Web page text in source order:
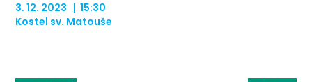
3. 12. 2023 | 15:30
Kostel sv. Matouše